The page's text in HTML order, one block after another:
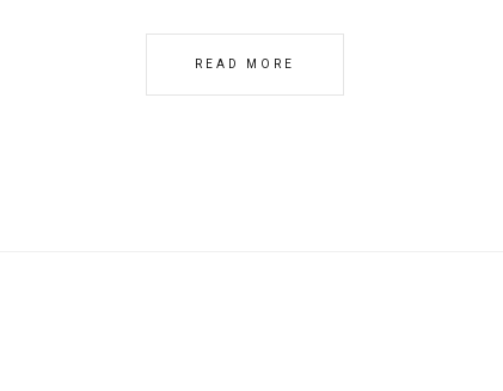
READ MORE